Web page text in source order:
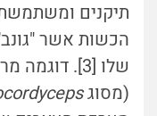
הכשות אשר
שלו [3].
(מסוג